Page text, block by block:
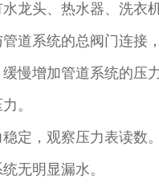
龙头、热水器、洗衣
道系统的总阀门连接
慢增加管道系统的压
。​
定，观察压力表读数
无明显漏水。​